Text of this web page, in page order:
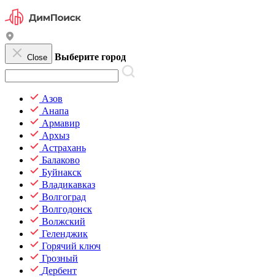
Close Выберите город
Азов
Анапа
Армавир
Архыз
Астрахань
Балаково
Буйнакск
Владикавказ
Волгоград
Волгодонск
Волжский
Геленджик
Горячий ключ
Грозный
Дербент